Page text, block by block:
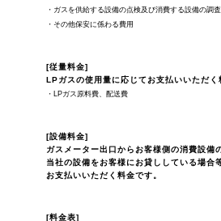
ガスを供給する設備の点検及び消費する設備の調
その他保安に係わる費用
[従量料金]
LPガスの使用量に応じてお支払いいただく
LPガス原料費、配送費
[設備料金]
ガスメーター出口からお客様側の消費設備
当社の設備をお客様にお貸ししている場合
お支払いいただく料金です。
[料金表]